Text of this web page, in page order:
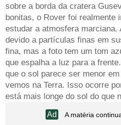
sobre a borda da cratera
bonitas, o Rover foi realmente
estudar a atmosfera marciana.
devido a partículas finas em
fina, mas a foto tem um tom
que espalha a luz para a
que o sol parece ser menor
vemos na Terra. Isso ocorre
está mais longe do sol do que
A matéria